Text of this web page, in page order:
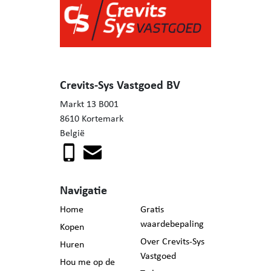
Buiten wacht een royale tuin met tuinberging, waar volop
ruimte is voor een moestuin of het houden van kleine
dieren. Hier woon je te midden van het groen, met alle
Is dit jouw nieuwe thuis?
Contacteer Mieke voor een bezoek: 0471/57 94 06
Crevits-Sys Vastgoed BV
Markt 13 B001
8610 Kortemark
België
Navigatie
Home
Kopen
Huren
Hou me op de
Gratis
waardebepaling
Over Crevits-Sys
Vastgoed